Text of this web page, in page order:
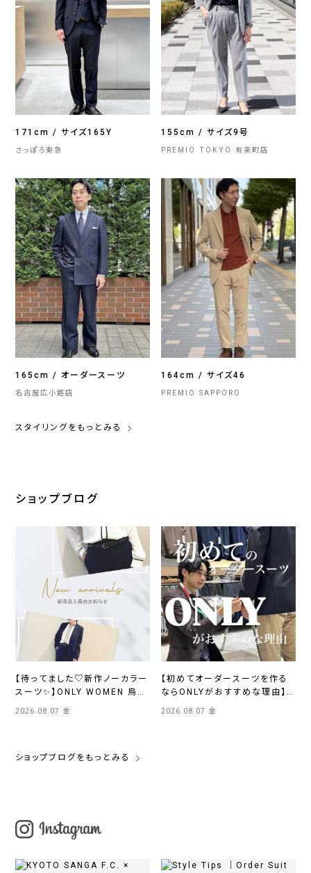
171cm / サイズ165Y
さっぽろ東急
155cm / サイズ9号
PREMIO TOKYO 有楽町店
165cm / オーダースーツ
名古屋広小路店
164cm / サイズ46
PREMIO SAPPORO
スタイリングをもっとみる
ショップブログ
【待ってました♡新作ノーカラー
スーツ✨】ONLY WOMEN 烏丸
2026.08.07 金
【初めてオーダースーツを作る
ならONLYがおすすめな理由】
ONLYイオンモール浜松市野店
2026.08.07 金
ショップブログをもっとみる